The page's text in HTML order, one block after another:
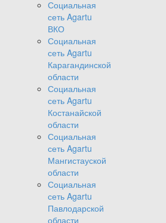
Социальная
сеть Agartu
ВКО
Социальная
сеть Agartu
Карагандинской
области
Социальная
сеть Agartu
Костанайской
области
Социальная
сеть Agartu
Мангистауской
области
Социальная
сеть Agartu
Павлодарской
области